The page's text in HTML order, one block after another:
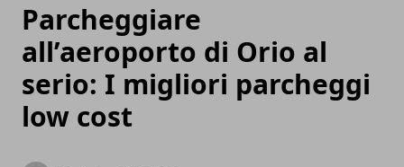
Parcheggiare
all’aeroporto di Orio al
serio: I migliori parcheggi
low cost